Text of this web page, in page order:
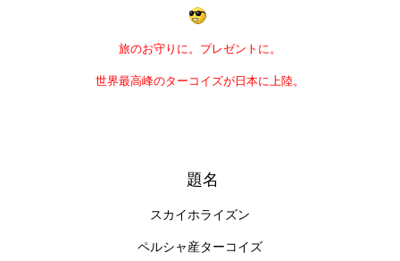
旅のお守りに。プレゼントに。
世界最高峰のターコイズが日本に上陸。
題名
スカイホライズン
ペルシャ産ターコイズ